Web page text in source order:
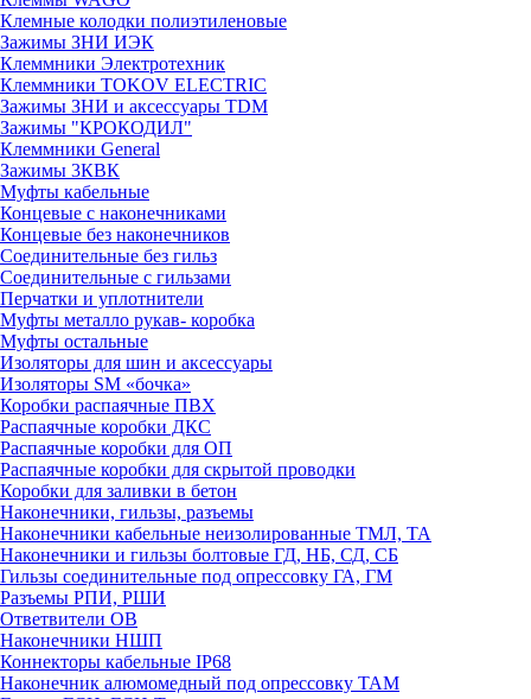
Клемные колодки полиэтиленовые
Зажимы ЗНИ ИЭК
Клеммники Электротехник
Клеммники TOKOV ELECTRIC
Зажимы ЗНИ и аксессуары TDM
Зажимы "КРОКОДИЛ"
Клеммники General
Зажимы 3КВК
Муфты кабельные
Концевые с наконечниками
Концевые без наконечников
Соединительные без гильз
Соединительные с гильзами
Перчатки и уплотнители
Муфты металло рукав- коробка
Муфты остальные
Изоляторы для шин и аксессуары
Изоляторы SM «бочка»
Коробки распаячные ПВХ
Распаячные коробки ДКС
Распаячные коробки для ОП
Распаячные коробки для скрытой проводки
Коробки для заливки в бетон
Наконечники, гильзы, разъемы
Наконечники кабельные неизолированные ТМЛ, ТА
Наконечники и гильзы болтовые ГД, НБ, СД, СБ
Гильзы соединительные под опрессовку ГА, ГМ
Разъемы РПИ, РШИ
Ответвители ОВ
Наконечники НШП
Коннекторы кабельные IP68
Наконечник алюмомедный под опрессовку ТАМ